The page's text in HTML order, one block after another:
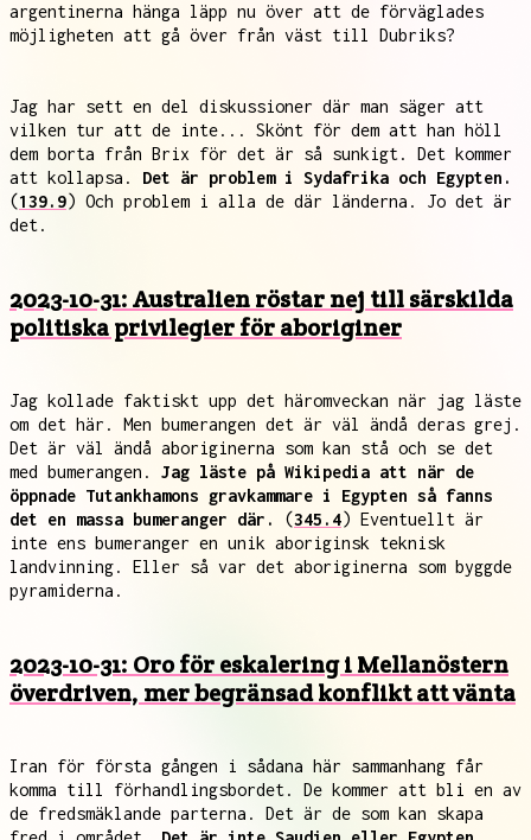
argentinerna hänga läpp nu över att de förväglades
möjligheten att gå över från väst till Dubriks?
Jag har sett en del diskussioner där man säger att
vilken tur att de inte... Skönt för dem att han höll
dem borta från Brix för det är så sunkigt. Det kommer
att kollapsa. Det är problem i Sydafrika och Egypten.
(139.9) Och problem i alla de där länderna. Jo det är
det.
2023-10-31: Australien röstar nej till särskilda
politiska privilegier för aboriginer
Jag kollade faktiskt upp det häromveckan när jag läste
om det här. Men bumerangen det är väl ändå deras grej.
Det är väl ändå aboriginerna som kan stå och se det
med bumerangen. Jag läste på Wikipedia att när de
öppnade Tutankhamons gravkammare i Egypten så fanns
det en massa bumeranger där.
(345.4) Eventuellt är
inte ens bumeranger en unik aboriginsk teknisk
landvinning. Eller så var det aboriginerna som byggde
pyramiderna.
2023-10-31: Oro för eskalering i Mellanöstern
överdriven, mer begränsad konflikt att vänta
Iran för första gången i sådana här sammanhang får
komma till förhandlingsbordet. De kommer att bli en av
de fredsmäklande parterna. Det är de som kan skapa